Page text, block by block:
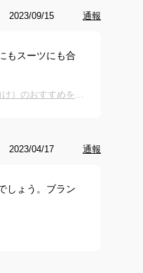
2023/09/15 通報
もスーツにも合
30万以内の高級腕時計｜秋のカジュアルな飲み会に合う、メンズウォッチ（40代向け）のおすすめを教えて下さい｡
2023/04/17 通報
しょう。ブラン